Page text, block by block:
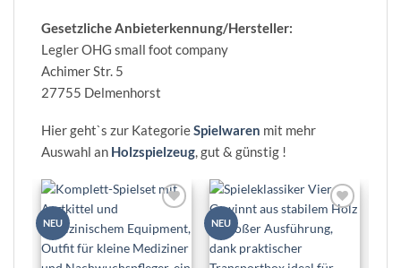
Gesetzliche Anbieterkennung/Hersteller:
Legler OHG small foot company
Achimer Str. 5
27755 Delmenhorst
Hier geht`s zur KategorieSpielwaren mit mehr
Auswahl an Holzspielzeug, gut & günstig !
NEU
Wunschliste
NEU
Wunschliste